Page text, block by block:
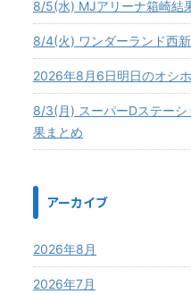
8/5(水) MJアリーナ箱崎結
8/4(火) ワンダーランド西
2026年8月6日明日のオシ
8/3(月) スーパーDステー
果まとめ
アーカイブ
2026年8月
2026年7月